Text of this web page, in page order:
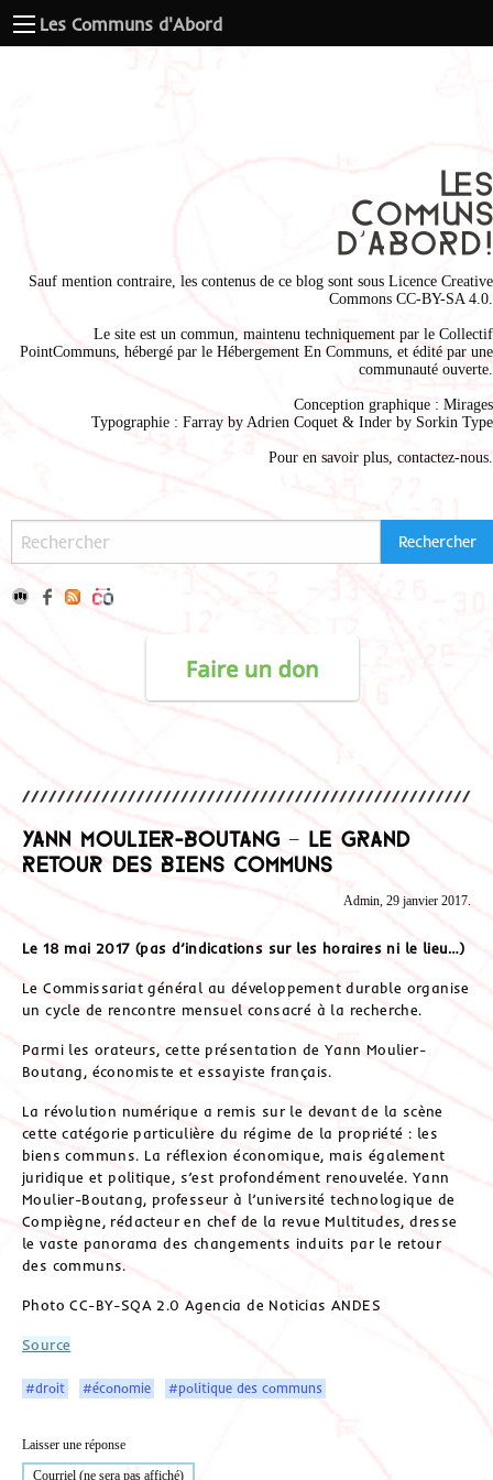
Les Communs d'Abord
Sauf mention contraire, les contenus de ce blog sont sous Licence Creative
Commons CC-BY-SA 4.0
Le site est un commun, maintenu techniquement par le Collectif
PointCommuns , hébergé par le Hébergement En Communs , et édité par une
communauté ouverte.
Conception graphique : Mirages
Typographie : Farray by Adrien Coquet & Inder by Sorkin Type
Pour en savoir plus, contactez-nous
Yann Moulier-Boutang – Le grand
retour des biens communs
Admin, 29 janvier 2017.
Le 18 mai 2017 (pas d’indications sur les horaires ni le lieu…)
Le Commissariat général au développement durable organise
un cycle de rencontre mensuel consacré à la recherche.
Parmi les orateurs, cette présentation de Yann Moulier-
Boutang, économiste et essayiste français.
La révolution numérique a remis sur le devant de la scène
cette catégorie particulière du régime de la propriété : les
biens communs. La réflexion économique, mais également
juridique et politique, s’est profondément renouvelée. Yann
Moulier-Boutang, professeur à l’université technologique de
Compiègne, rédacteur en chef de la revue Multitudes, dresse
le vaste panorama des changements induits par le retour
des communs.
Photo CC-BY-SQA 2.0 Agencia de Noticias ANDES
Source
#droit #économie #politique des communs
Laisser une réponse
Courriel (ne sera pas affiché)